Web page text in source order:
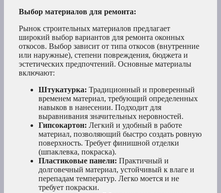
Выбор материалов для ремонта:
Рынок строительных материалов предлагает
широкий выбор вариантов для ремонта оконных
откосов. Выбор зависит от типа откосов (внутренние
или наружные), степени повреждения, бюджета и
эстетических предпочтений. Основные материалы
включают:
Штукатурка: Традиционный и проверенный
временем материал, требующий определенных
навыков в нанесении. Подходит для
выравнивания значительных неровностей.
Гипсокартон: Легкий и удобный в работе
материал, позволяющий быстро создать ровную
поверхность. Требует финишной отделки
(шпаклевка, покраска).
Пластиковые панели: Практичный и
долговечный материал, устойчивый к влаге и
перепадам температур. Легко моется и не
требует покраски.